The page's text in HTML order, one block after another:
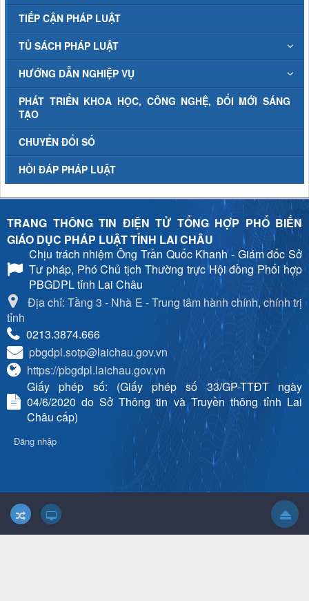
TIẾP CẬN PHÁP LUẬT
TỦ SÁCH PHÁP LUẬT
HƯỚNG DẪN NGHIỆP VỤ
PHÁT TRIỂN KHOA HỌC, CÔNG NGHỆ, ĐỔI MỚI SÁNG
TẠO
CHUYỂN ĐỔI SỐ
HỎI ĐÁP PHÁP LUẬT
TRANG THÔNG TIN ĐIỆN TỬ TỔNG HỢP PHỔ BIẾN
GIÁO DỤC PHÁP LUẬT TỈNH LAI CHÂU
Chịu trách nhiệmÔng Trần Quốc Khanh - Giám đốc Sở
Tư pháp, Phó Chủ tịch Thường trực Hội đồng Phối hợp
PBGDPL tỉnh Lai Châu
Địa chỉ: Tầng 3 - Nhà E - Trung tâm hành chính, chính trị
tỉnh
0213.3874.666
pbgdpl.sotp@laichau.gov.vn
https://pbgdpl.laichau.gov.vn
Giấy phép số: (Giấy phép số 33/GP-TTĐT ngày
04/6/2020 do Sở Thông tin và Truyền thông tỉnh Lai
Châu cấp)
Đăng nhập